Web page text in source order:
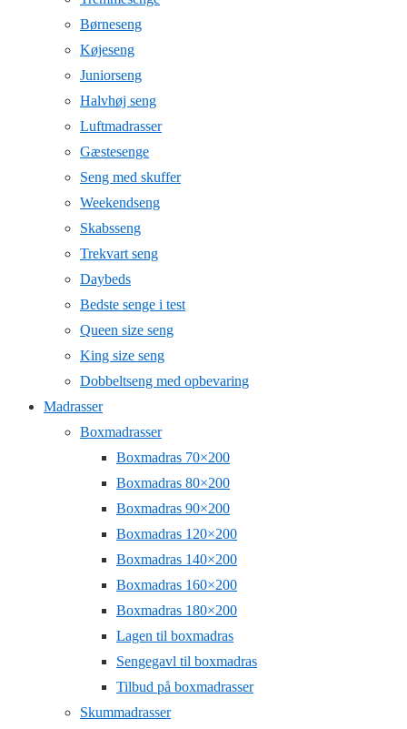
Børneseng
Køjeseng
Juniorseng
Halvhøj seng
Luftmadrasser
Gæstesenge
Seng med skuffer
Weekendseng
Skabsseng
Trekvart seng
Daybeds
Bedste senge i test
Queen size seng
King size seng
Dobbeltseng med opbevaring
Madrasser
Boxmadrasser
Boxmadras 70×200
Boxmadras 80×200
Boxmadras 90×200
Boxmadras 120×200
Boxmadras 140×200
Boxmadras 160×200
Boxmadras 180×200
Lagen til boxmadras
Sengegavl til boxmadras
Tilbud på boxmadrasser
Skummadrasser